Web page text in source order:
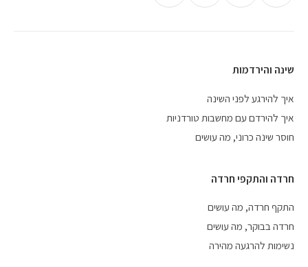
שינה והירדמות
איך להירגע לפני השינה
איך להירדם עם מחשבות טורדניות
חוסר שינה כרוני, מה עושים
חרדה והתקפי חרדה
התקף חרדה, מה עושים
חרדה בבוקר, מה עושים
נשימות להרגעה מהירה